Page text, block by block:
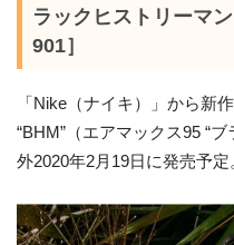
ラックヒストリーマ
901］
「Nike（ナイキ）」から新
“BHM”（エアマックス95 “
外2020年2月19日に発売予定